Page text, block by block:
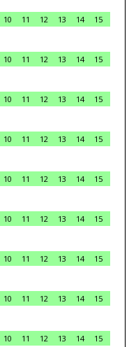
10 11 12 13 14
15
10 11 12 13 14
15
10 11 12 13 14
15
10 11 12 13 14
15
10 11 12 13 14
15
10 11 12 13 14
15
10 11 12 13 14
15
10 11 12 13 14
15
10 11 12 13 14
15